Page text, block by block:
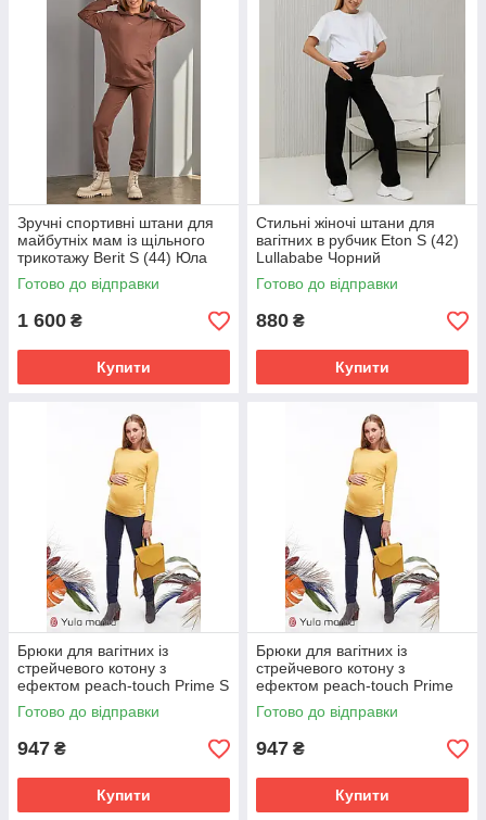
Зручні спортивні штани для
майбутніх мам із щільного
трикотажу Berit S (44) Юла
мама Кава
Готово до відправки
1 600 ₴
Купити
Стильні жіночі штани для
вагітних в рубчик Eton S (42)
Lullababe Чорний
Готово до відправки
880 ₴
Купити
Брюки для вагітних із
стрейчевого котону з
ефектом peach-touch Prime S
Юла Мама Синій
Готово до відправки
947 ₴
Купити
Брюки для вагітних із
стрейчевого котону з
ефектом peach-touch Prime
M Юла Мама Синій
Готово до відправки
947 ₴
Купити